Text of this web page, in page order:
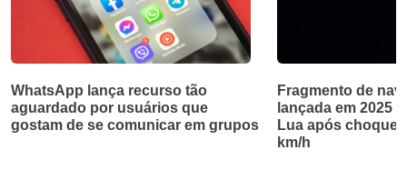
WhatsApp lança recurso tão
aguardado por usuários que
gostam de se comunicar em grupos
Fragmento de
lançada em 2025
Lua após choque
km/h